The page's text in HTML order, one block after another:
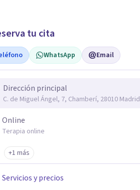
tu cita
WhatsApp Email
Dirección principal
C. de Miguel Ángel, 7, Chamberí, 28010 Madrid
Online
Terapia online
+1 más
Servicios y precios